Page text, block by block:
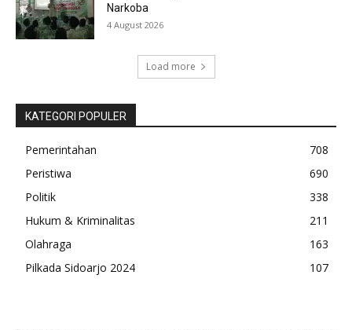
Narkoba
4 August 2026
Load more
KATEGORI POPULER
Pemerintahan
708
Peristiwa
690
Politik
338
Hukum & Kriminalitas
211
Olahraga
163
Pilkada Sidoarjo 2024
107